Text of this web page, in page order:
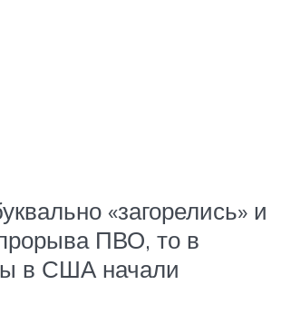
«загорелись» и
ПВО, то в
в США начали